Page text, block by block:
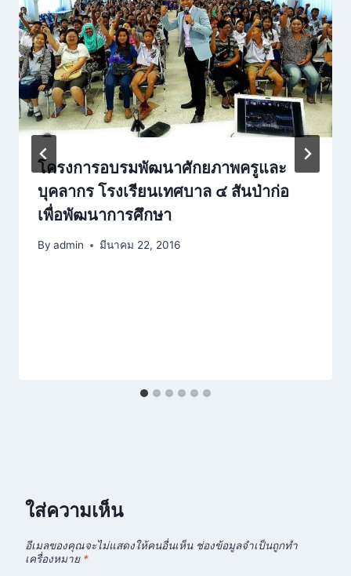
โครงการอบรมพัฒนาศักยภาพครูและ
บุคลากร โรงเรียนเทศบาล ๔ สันป่าก่อ
เพื่อพัฒนาการศึกษา
By admin มีนาคม 22, 2016
ใส่ความเห็น
อีเมลของคุณจะไม่แสดงให้คนอื่นเห็น ช่องข้อมูลจำเป็นถูกทำ
เครื่องหมาย *